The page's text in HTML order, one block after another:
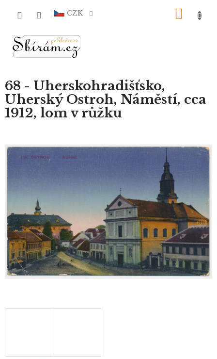
CZK
68 - Uherskohradišťsko,
Uherský Ostroh, Náměstí, cca
1912, lom v růžku